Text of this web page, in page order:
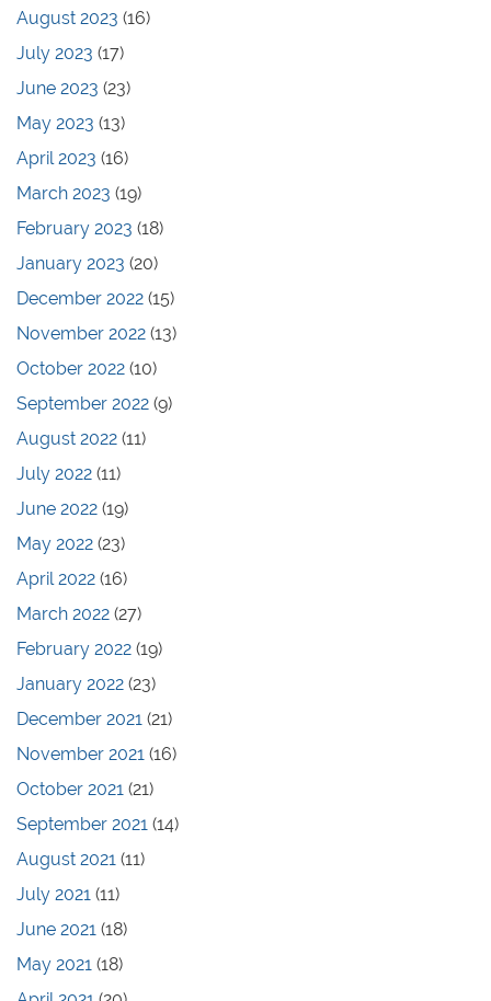
August 2023 (16)
July 2023 (17)
June 2023 (23)
May 2023 (13)
April 2023 (16)
March 2023 (19)
February 2023 (18)
January 2023 (20)
December 2022 (15)
November 2022 (13)
October 2022 (10)
September 2022 (9)
August 2022 (11)
July 2022 (11)
June 2022 (19)
May 2022 (23)
April 2022 (16)
March 2022 (27)
February 2022 (19)
January 2022 (23)
December 2021 (21)
November 2021 (16)
October 2021 (21)
September 2021 (14)
August 2021 (11)
July 2021 (11)
June 2021 (18)
May 2021 (18)